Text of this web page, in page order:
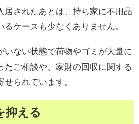
居されたあとは、持ち家に不用品
ケースも少なくありません。
いない状態で荷物やゴミが大量に
たご相談や、家財の回収に関する
られています。
抑える